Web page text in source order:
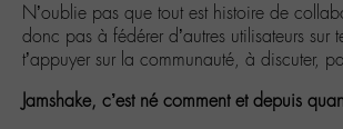
N’oublie pas que tout est histoire de
donc pas à fédérer d’autres utilisateurs sur
t’appuyer sur la communauté, à discuter,
Jamshake, c’est né comment et depuis